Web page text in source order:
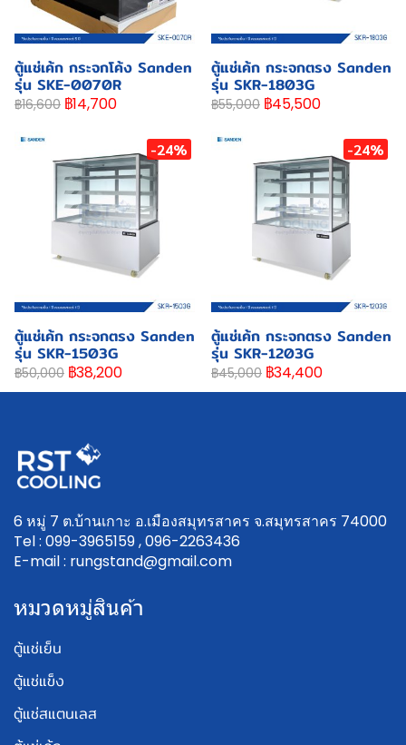
ตู้แช่เค้ก กระจกโค้ง Sanden
รุ่น SKE-0070R
฿16,600 ฿14,700
ตู้แช่เค้ก กระจกตรง Sanden
รุ่น SKR-1803G
฿55,000 ฿45,500
-24%
ตู้แช่เค้ก กระจกตรง Sanden
รุ่น SKR-1503G
฿50,000 ฿38,200
-24%
ตู้แช่เค้ก กระจกตรง Sanden
รุ่น SKR-1203G
฿45,000 ฿34,400
6 หมู่ 7 ต.บ้านเกาะ อ.เมืองสมุทรสาคร จ.สมุทรสาคร 74000
Tel : 099-3965159 , 096-2263436
E-mail : rungstand@gmail.com
หมวดหมู่สินค้า
ตู้แช่เย็น
ตู้แช่แข็ง
ตู้แช่สแตนเลส